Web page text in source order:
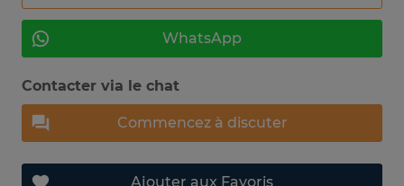
WhatsApp
Contacter via le chat
Commencez à discuter
Ajouter aux Favoris